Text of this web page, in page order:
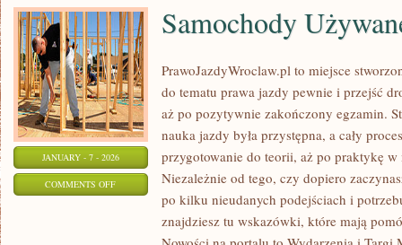
JANUARY - 7 - 2026
COMMENTS OFFON
SAMOCHODY
Samochody
PrawoJazdyWroclaw.pl to miejsce
do tematu prawa jazdy pewnie i przejść
aż po pozytywnie zakończony egzamin.
nauka jazdy była przystępna, a cały
przygotowanie do teorii, aż po praktykę
Niezależnie od tego, czy dopiero
po kilku nieudanych podejściach i
znajdziesz tu wskazówki, które mają